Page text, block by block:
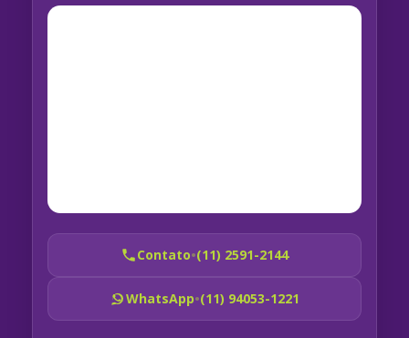
Contato•(11) 2591-2144
WhatsApp•(11) 94053-1221